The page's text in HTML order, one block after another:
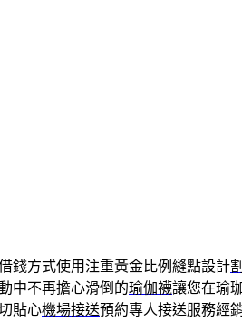
錢方式使用注重黃金比例縫點設計
中不再擔心滑倒的瑜伽襪讓您在瑜
貼心機場接送預約專人接送服務經